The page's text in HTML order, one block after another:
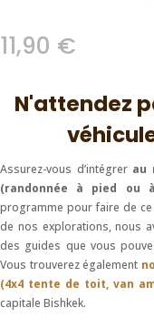
11,90 €
N'attendez
Assurez-vous d’intégrer au
(randonnée à pied ou
programme pour faire de
de nos explorations, nous
des guides que vous
Vous trouverez également
(4x4 tente de toit, van
capitale Bishkek.